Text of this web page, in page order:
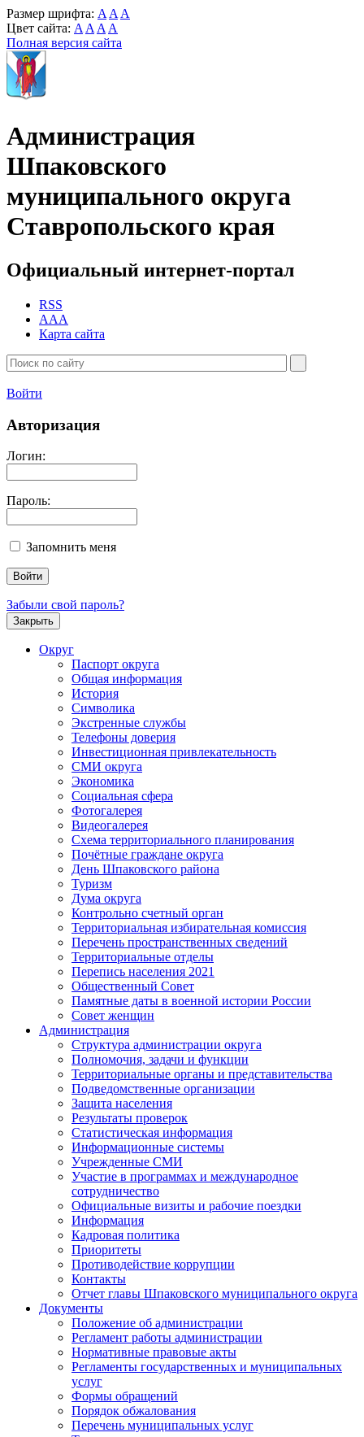
Размер шрифта: A A A
Цвет сайта: A A A A
Полная версия сайта
Администрация
Шпаковского
муниципального округа
Ставропольского края
Официальный интернет-портал
RSS
AAA
Карта сайта
Войти
Авторизация
Логин:
Пароль:
Запомнить меня
Забыли свой пароль?
Закрыть
Округ
Паспорт округа
Общая информация
История
Символика
Экстренные службы
Телефоны доверия
Инвестиционная привлекательность
СМИ округа
Экономика
Социальная сфера
Фотогалерея
Видеогалерея
Схема территориального планирования
Почётные граждане округа
День Шпаковского района
Туризм
Дума округа
Контрольно счетный орган
Территориальная избирательная комиссия
Перечень пространственных сведений
Территориальные отделы
Перепись населения 2021
Общественный Совет
Памятные даты в военной истории России
Совет женщин
Администрация
Структура администрации округа
Полномочия, задачи и функции
Территориальные органы и представительства
Подведомственные организации
Защита населения
Результаты проверок
Статистическая информация
Информационные системы
Учрежденные СМИ
Участие в программах и международное
сотрудничество
Официальные визиты и рабочие поездки
Информация
Кадровая политика
Приоритеты
Противодействие коррупции
Контакты
Отчет главы Шпаковского муниципального округа
Документы
Положение об администрации
Регламент работы администрации
Нормативные правовые акты
Регламенты государственных и муниципальных
услуг
Формы обращений
Порядок обжалования
Перечень муниципальных услуг